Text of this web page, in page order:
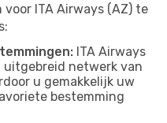
ITA Airways (AZ) te
ITA Airways
netwerk van
u gemakkelijk uw
bestemming